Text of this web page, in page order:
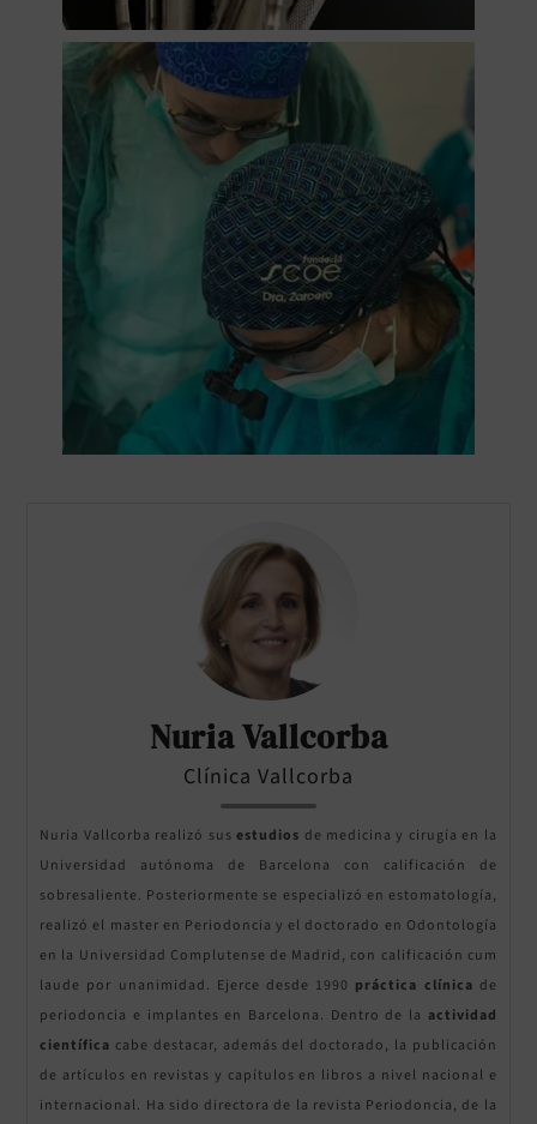
Nuria Vallcorba
Clínica Vallcorba
Nuria Vallcorba realizó susestudios de medicina y cirugía en la
Universidad autónoma de Barcelona con calificación de
sobresaliente. Posteriormente se especializó en estomatología,
realizó el master en Periodoncia y el doctorado en Odontología
en la Universidad Complutense de Madrid, con calificación cum
laude por unanimidad. Ejerce desde 1990 práctica clínica de
periodoncia e implantes en Barcelona. Dentro de la actividad
científica cabe destacar, además del doctorado, la publicación
de artículos en revistas y capítulos en libros a nivel nacional e
internacional. Ha sido directora de la revista Periodoncia, de la